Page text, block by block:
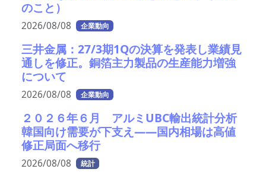
のこと）
2026/08/08 企業動向
三井金属：27/3期1Qの決算を発表し業績見
通しを修正。銅箔主力製品の生産能力増強
について
2026/08/08 企業動向
２０２６年６月 アルミUBC輸出統計分析
韓国向け需要が下支え――国内相場は高値
修正局面へ移行
2026/08/08 統計